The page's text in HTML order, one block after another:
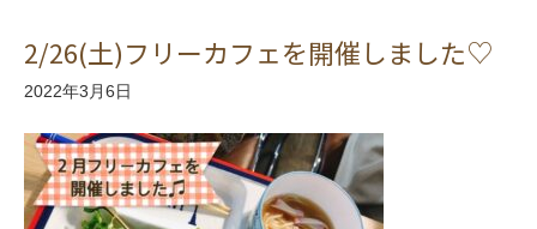
2/26(土)フリーカフェを開催しました♡
2022年3月6日